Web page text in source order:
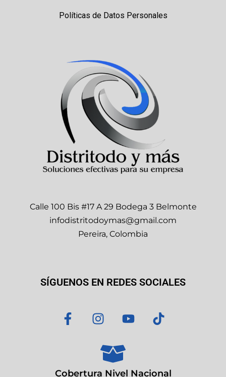
Políticas de Datos Personales
Calle 100 Bis #17 A 29 Bodega 3 Belmonte
infodistritodoymas@gmail.com
Pereira, Colombia
SÍGUENOS EN REDES SOCIALES
F
a
I
n
t
a
Y
o
T
i
Cobertura Nivel Nacional